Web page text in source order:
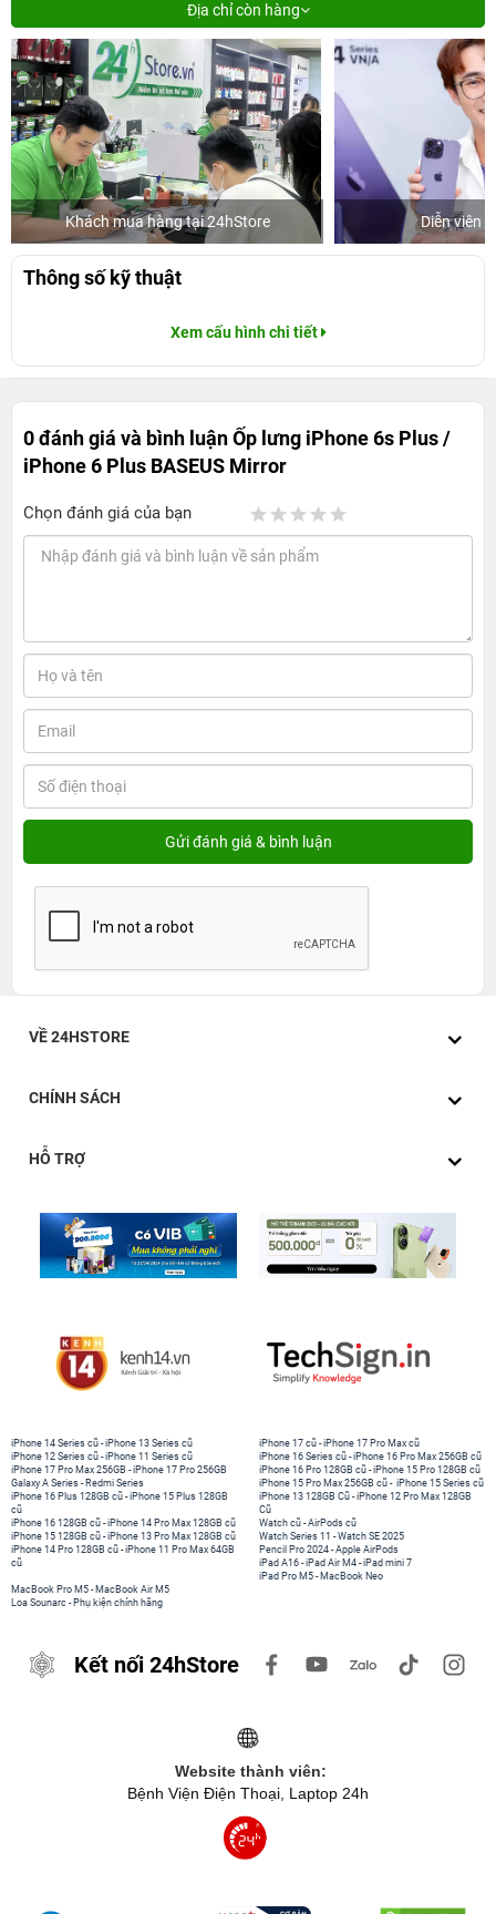
Địa chỉ còn hàng
Khách mua hàng tại 24hStore Diễn viên
Thông số kỹ thuật
Xem cấu hình chi tiết
0 đánh giá và bình luậnỐp lưng iPhone 6s Plus /
iPhone 6 Plus BASEUS Mirror
Chọn đánh giá của bạn
VỀ 24HSTORE
CHÍNH SÁCH
HỖ TRỢ
iPhone 14 Series cũ -iPhone 13 Series cũ
iPhone 12 Series cũ -iPhone 11 Series cũ
iPhone 17 Pro Max 256GB -iPhone 17 Pro 256GB
Galaxy A Series - Redmi Series
iPhone 17 cũ -iPhone 17 Pro Max cũ
iPhone 16 Series cũ - iPhone 16 Pro Max 256GB cũ
iPhone 16 Pro 128GB cũ -iPhone 15 Pro 128GB cũ
iPhone 15 Pro Max 256GB cũ - iPhone 15 Series cũ
iPhone 16 Plus 128GB cũ -iPhone 15 Plus 128GB
cũ
iPhone 16 128GB cũ -iPhone 14 Pro Max 128GB cũ
iPhone 15 128GB cũ -iPhone 13 Pro Max 128GB cũ
iPhone 14 Pro 128GB cũ -iPhone 11 Pro Max 64GB
cũ
iPhone 13 128GB Cũ -iPhone 12 Pro Max 128GB
Cũ
Watch cũ -AirPods cũ
Watch Series 11 -Watch SE 2025
Pencil Pro 2024 -Apple AirPods
iPad A16 -iPad Air M4 -iPad mini 7
iPad Pro M5 - MacBook Neo
MacBook Pro M5 - MacBook Air M5
Loa Sounarc - Phụ kiện chính hãng
Kết nối 24hStore
Website thành viên:
Bệnh Viện Điện Thoại, Laptop 24h